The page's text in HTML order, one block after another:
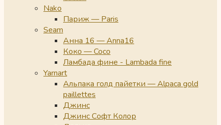
Nako
Париж — Paris
Seam
Анна 16 — Anna16
Коко — Coco
Ламбада фине - Lambada fine
Yarnart
Альпака голд пайетки — Alpaca gold
paillettes
Джинс
Джинс Софт Колор